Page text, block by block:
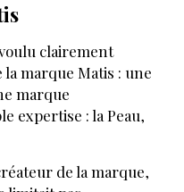
clairement
marque Matis : une
marque
expertise : la Peau,
de la marque,